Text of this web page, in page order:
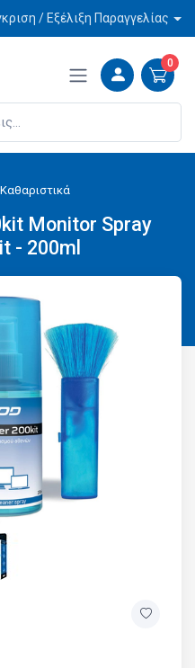
/ Εξέλιξη Παραγγελίας
0
Monitor Spray
- 200ml